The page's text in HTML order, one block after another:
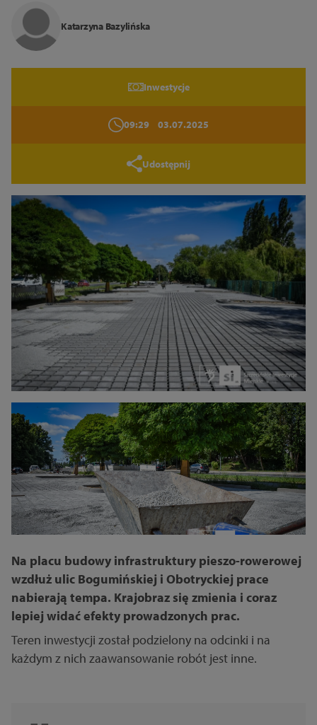
Katarzyna Bazylińska
Inwestycje
09:29 03.07.2025
Udostępnij
Na placu budowy infrastruktury pieszo-rowerowej
wzdłuż ulic Bogumińskiej i Obotryckiej prace
nabierają tempa. Krajobraz się zmienia i coraz
lepiej widać efekty prowadzonych prac.
Teren inwestycji został podzielony na odcinki i na
każdym z nich zaawansowanie robót jest inne.